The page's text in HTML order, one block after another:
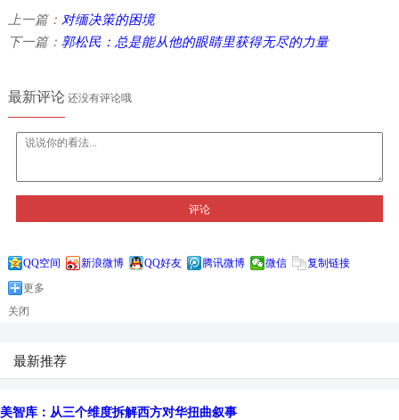
上一篇： 对缅决策的困境
下一篇： 郭松民：总是能从他的眼睛里获得无尽的力量
最新评论还没有评论哦
评论
QQ空间 新浪微博 QQ好友 腾讯微博 微信
复制链接
更多
关闭
最新推荐
美智库：从三个维度拆解西方对华扭曲叙事